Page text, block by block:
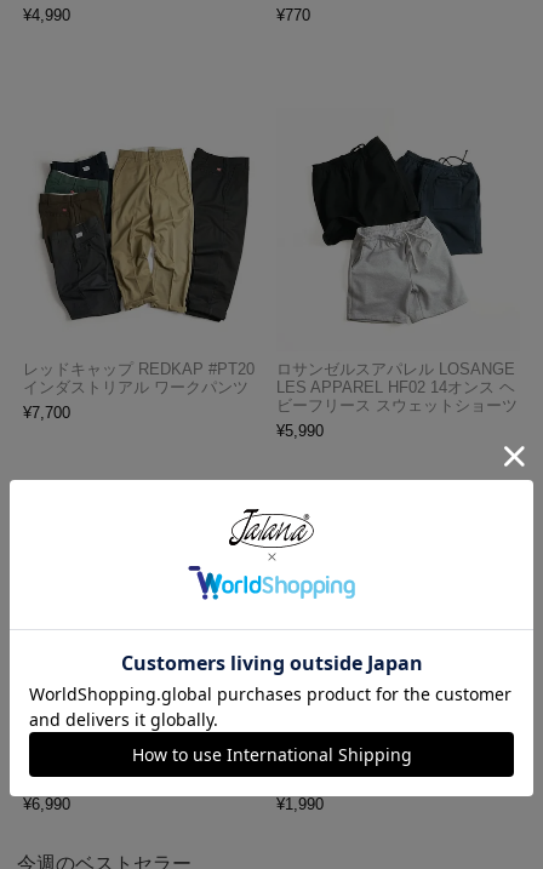
¥4,990
¥770
レッドキャップ REDKAP #PT20
インダストリアル ワークパンツ
¥7,700
ロサンゼルスアパレル LOSANGE
LES APPAREL HF02 14オンス ヘ
ビーフリース スウェットショーツ
¥5,990
LES APPAREL 18412GD 18/1 シ
ョートスリーブ ポロTシャツ
¥6,990
ェイト コットン 半袖 クルーネッ
ク Tシャツ
¥1,990
今週のベストセラー